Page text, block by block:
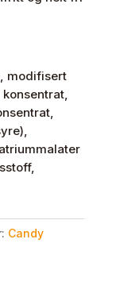
modifisert
Candy